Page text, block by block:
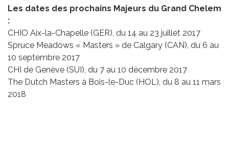
Les dates des prochains Majeurs du Grand Chelem
:
CHIO Aix-la-Chapelle (GER), du 14 au 23 juillet 2017
Spruce Meadows « Masters » de Calgary (CAN), du 6 au
10 septembre 2017
CHI de Genève (SUI), du 7 au 10 décembre 2017
The Dutch Masters à Bois-le-Duc (HOL), du 8 au 11 mars
2018